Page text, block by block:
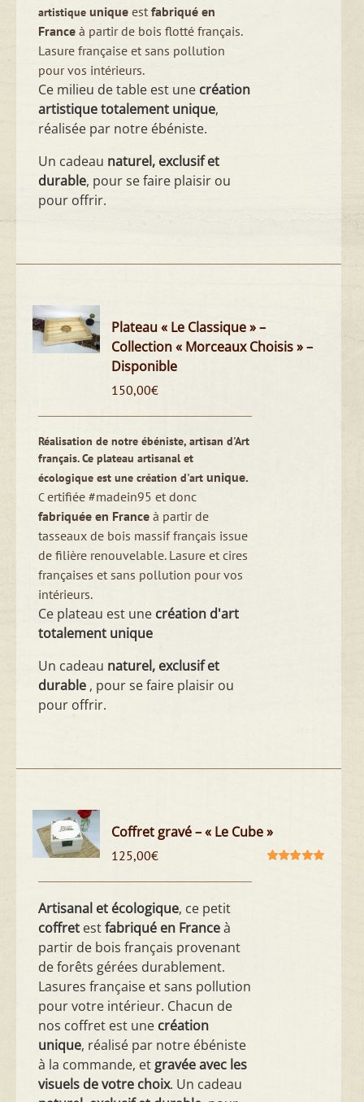
artistiqueuniqueestfabriqué en
France à partir de bois flotté français.
Lasure française et sans pollution
pour vos intérieurs.
Ce milieu de table est une création
artistique totalement unique,
réalisée par notre ébéniste.
Un cadeau naturel, exclusif et
durable, pour se faire plaisir ou
pour offrir.
Plateau « Le Classique » –
Collection « Morceaux Choisis » –
Disponible
150,00€
Réalisation de notre ébéniste, artisan d'Art
français.Ce plateau artisanal et
écologique est une création d'artunique.
Certifiée #madein95 et donc
fabriquée en Franceà partir de
tasseaux de bois massif français issue
de filière renouvelable. Lasure et cires
françaises et sans pollution pour vos
intérieurs.
Ce plateau est une création d'art
totalement unique
Un cadeau naturel, exclusif et
durable , pour se faire plaisir ou
pour offrir.
Coffret gravé – « Le Cube »
125,00€
Artisanal et écologique, ce petit
coffret estfabriqué en Franceà
partir de bois français provenant
de forêts gérées durablement.
Lasures française et sans pollution
pour votre intérieur. Chacun de
nos coffret est une création
unique, réalisé par notre ébéniste
à la commande, et gravée avec les
visuels de votre choix. Un cadeau